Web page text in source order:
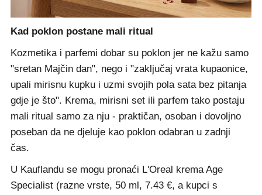
Kad poklon postane mali ritual
Kozmetika i parfemi dobar su poklon jer ne kažu samo
"sretan Majčin dan", nego i "zaključaj vrata kupaonice,
upali mirisnu kupku i uzmi svojih pola sata bez pitanja
gdje je što". Krema, mirisni set ili parfem tako postaju
mali ritual samo za nju - praktičan, osoban i dovoljno
poseban da ne djeluje kao poklon odabran u zadnji
čas.
U Kauflandu se mogu pronaći L'Oreal krema Age
Specialist (razne vrste, 50 ml, 7.43 €, a kupci s